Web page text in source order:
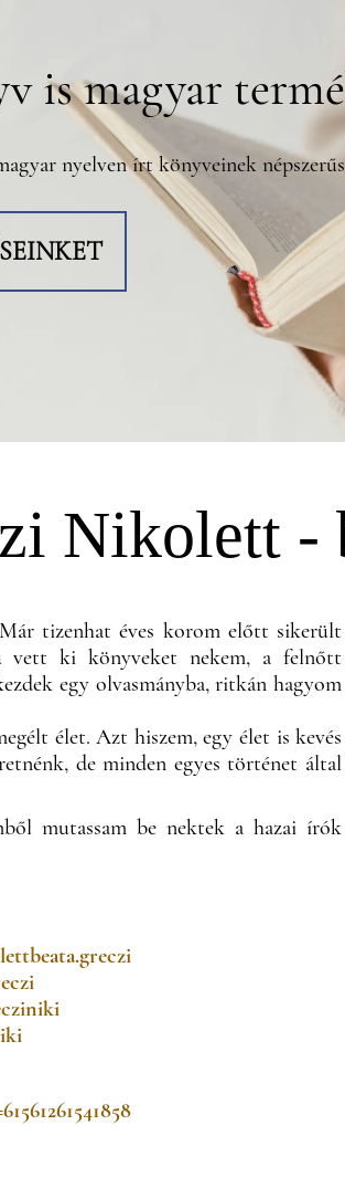
is magyar
nyelven írt könyveinek
Nikolett -
tizenhat éves korom előtt sikerült
vett ki könyveket nekem, a felnőtt
egy olvasmányba, ritkán hagyom
élet. Azt hiszem, egy élet is kevés
de minden egyes történet által
mutassam be nektek a hazai írók
8